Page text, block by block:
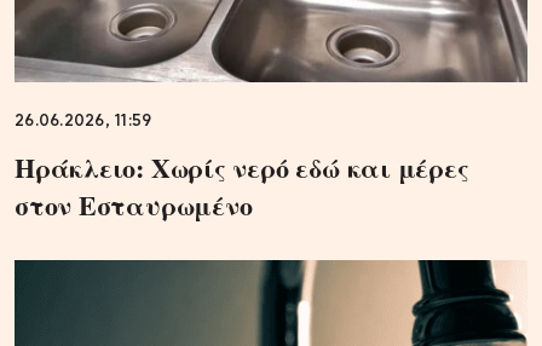
26.06.2026, 11:59
Ηράκλειο: Χωρίς νερό εδώ και μέρες
στον Εσταυρωμένο